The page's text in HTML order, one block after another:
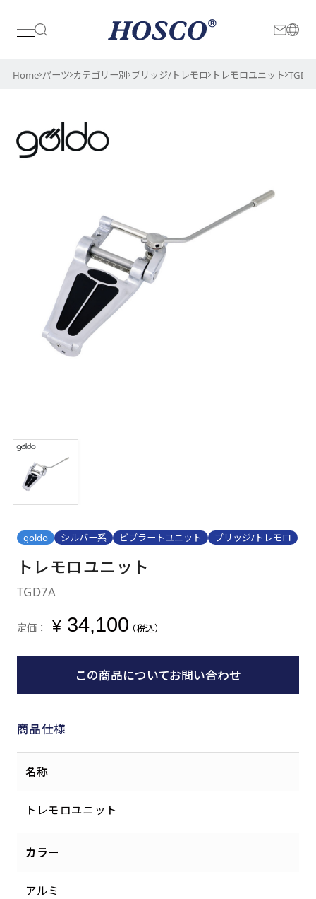
日本 International
Home パーツ カテゴリー別 ブリッジ/トレモロ トレモロユニット
goldo シルバー系 ビブラートユニット ブリッジ/トレモロ
トレモロユニット
TGD7A
定価： ¥34,100（税込）
この商品についてお問い合わせ
商品仕様
名称
トレモロユニット
カラー
アルミ